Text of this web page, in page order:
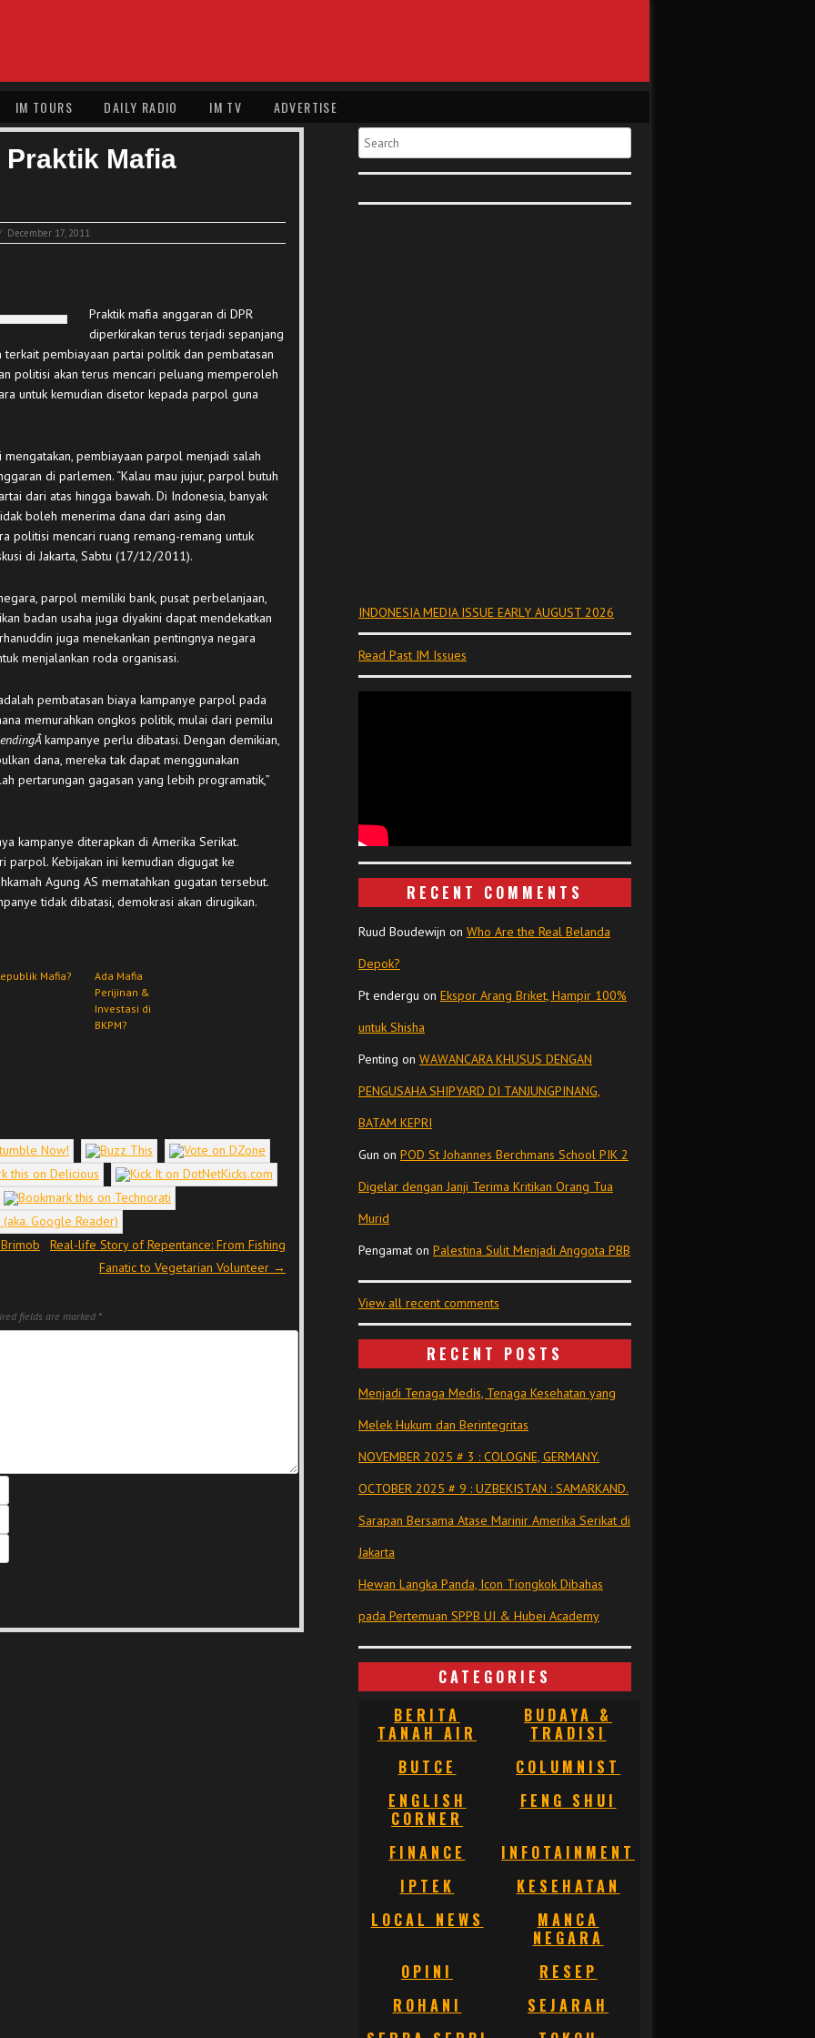
IM TOURS DAILY RADIO IM TV ADVERTISE
Praktik Mafia
December 17, 2011
Praktik mafia anggaran di DPR
diperkirakan terus terjadi sepanjang
pembiayaan partai politik dan pembatasan
politisi akan terus mencari peluang memperoleh
untuk kemudian disetor kepada parpol guna
pembiayaan parpol menjadi salah
di parlemen. “Kalau mau jujur, parpol butuh
dari atas hingga bawah. Di Indonesia, banyak
boleh menerima dana dari asing dan
politisi mencari ruang remang-remang untuk
di Jakarta, Sabtu (17/12/2011).
parpol memiliki bank, pusat perbelanjaan,
badan usaha juga diyakini dapat mendekatkan
juga menekankan pentingnya negara
menjalankan roda organisasi.
pembatasan biaya kampanye parpol pada
memurahkan ongkos politik, mulai dari pemilu
kampanye perlu dibatasi. Dengan demikian,
dana, mereka tak dapat menggunakan
pertarungan gagasan yang lebih programatik,”
kampanye diterapkan di Amerika Serikat.
parpol. Kebijakan ini kemudian digugat ke
Agung AS mematahkan gugatan tersebut.
tidak dibatasi, demokrasi akan dirugikan.
Mafia?
Ada Mafia
Perijinan &
Investasi di
BKPM?
Real-life Story of Repentance: From Fishing
Fanatic to Vegetarian Volunteer →
fields are marked *
Search
INDONESIA MEDIA ISSUE EARLY AUGUST 2026
Read Past IM Issues
RECENT COMMENTS
Ruud Boudewijn on Who Are the Real Belanda
Depok?
Pt endergu on Ekspor Arang Briket, Hampir 100%
untuk Shisha
Penting on WAWANCARA KHUSUS DENGAN
PENGUSAHA SHIPYARD DI TANJUNGPINANG,
BATAM KEPRI
Gun on POD St Johannes Berchmans School PIK 2
Digelar dengan Janji Terima Kritikan Orang Tua
Murid
Pengamat on Palestina Sulit Menjadi Anggota PBB
View all recent comments
RECENT POSTS
Menjadi Tenaga Medis, Tenaga Kesehatan yang
Melek Hukum dan Berintegritas
NOVEMBER 2025 # 3 : COLOGNE, GERMANY.
OCTOBER 2025 # 9 : UZBEKISTAN : SAMARKAND.
Sarapan Bersama Atase Marinir Amerika Serikat di
Jakarta
Hewan Langka Panda, Icon Tiongkok Dibahas
pada Pertemuan SPPB UI & Hubei Academy
CATEGORIES
BERITA
TANAH AIR
BUDAYA &
TRADISI
BUTCE
COLUMNIST
ENGLISH
CORNER
FENG SHUI
FINANCE
INFOTAINMENT
IPTEK
KESEHATAN
LOCAL NEWS
MANCA
NEGARA
OPINI
RESEP
ROHANI
SEJARAH